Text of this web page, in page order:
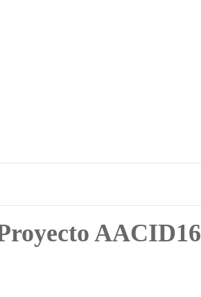
AACID16